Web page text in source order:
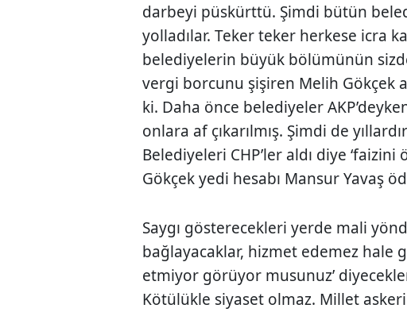
darbeyi püskürttü. Şimdi bütün
yolladılar. Teker teker herkese icra
belediyelerin büyük bölümünün
vergi borcunu şişiren Melih Gökçek
ki. Daha önce belediyeler
onlara af çıkarılmış. Şimdi de
Belediyeleri CHP’ler aldı diye
Gökçek yedi hesabı Mansur Yavaş
Saygı gösterecekleri yerde mali
bağlayacaklar, hizmet edemez hale
etmiyor görüyor musunuz’
Kötülükle siyaset olmaz. Millet